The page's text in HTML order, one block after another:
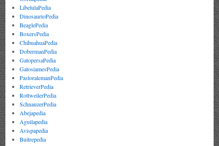
LibelulaPedia
DinosaurioPedia
BeaglePedia
BoxersPedia
ChihuahuaPedia
DobermanPedia
GatopersaPedia
GatosiamesPedia
PastoralemanPedia
RetrieverPedia
RottweilerPedia
SchnauzerPedia
Abejapedia
Aguilapedia
Avispapedia
Buitrepedia